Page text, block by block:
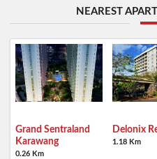
NEAREST
Grand Sentraland
Karawang
0.26 Km
Delonix
1.18 Km